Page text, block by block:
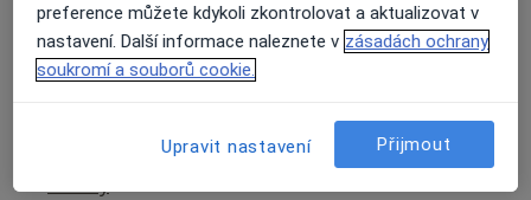
Dostupnost
Na této adrese online kalendář není aktivní
Co mám v takové situaci udělat?
Způsoby platby (soukromé návštěvy)
Na teto adrese lékař přijímá pacienty na pojišťovnu
Detaily
preference můžete kdykoli zkontrolovat a aktualizovat v
nastavení. Další informace naleznete v zásadách ochrany
soukromí a souborů cookie.
Upravit nastavení Přijmout